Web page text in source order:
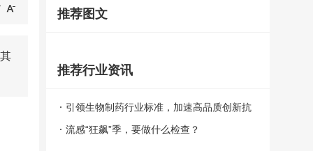
推荐图文
推荐行业资讯
引领生物制药行业标准，加速高品质创新抗
癌药惠及患者 ——百济神州广州生物药生
流感“狂飙”季，要做什么检查？